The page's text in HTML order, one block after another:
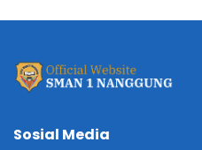
Sosial Media